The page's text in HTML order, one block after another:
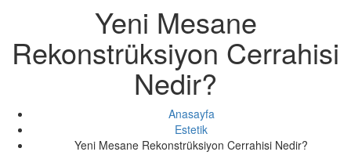
Yeni Mesane
Rekonstrüksiyon Cerrahisi
Nedir?
Anasayfa
Estetik
Yeni Mesane Rekonstrüksiyon Cerrahisi Nedir?